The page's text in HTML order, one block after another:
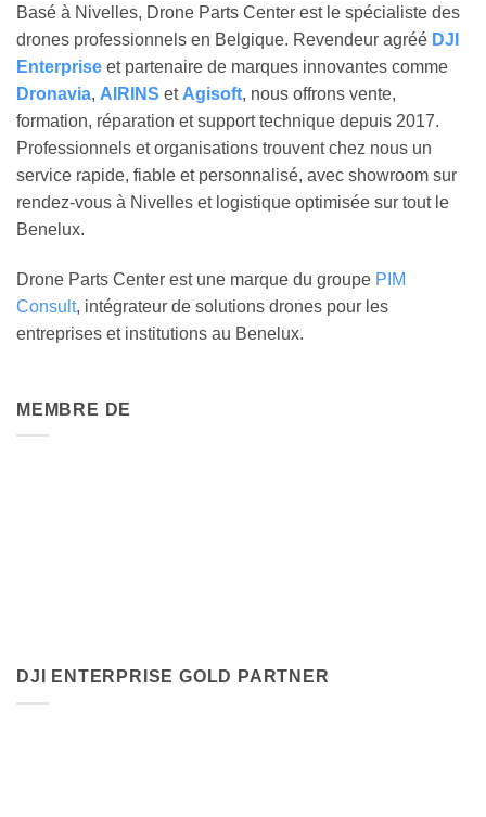
Basé à Nivelles, Drone Parts Center est le spécialiste des
drones professionnels en Belgique. Revendeur agréé DJI
Enterprise et partenaire de marques innovantes comme
Dronavia, AIRINS et Agisoft, nous offrons vente,
formation, réparation et support technique depuis 2017.
Professionnels et organisations trouvent chez nous un
service rapide, fiable et personnalisé, avec showroom sur
rendez-vous à Nivelles et logistique optimisée sur tout le
Benelux.
Drone Parts Center est une marque du groupe PIM
Consult, intégrateur de solutions drones pour les
entreprises et institutions au Benelux.
MEMBRE DE
DJI ENTERPRISE GOLD PARTNER